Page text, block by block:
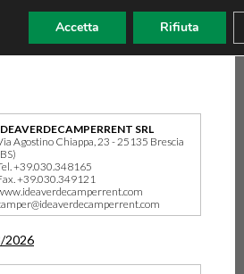
SRL
Agostino Chiappa, 23 - 25135 Brescia
+39.030.348165
+39.030.349121
2026
Accetta Rifiuta